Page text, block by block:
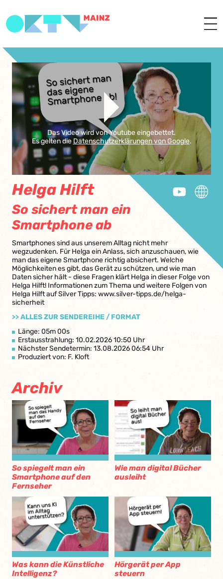
Das Video wird von Youtube eingebettet.
Es gelten die Datenschutzerklärungen von Google.
Helga Hilft
So sichert man ein
Smartphone ab
Smartphones sind aus unserem Alltag nicht mehr
wegzudenken. Für Helga ein Anlass, sich anzuschauen, wie
man das eigene Smartphone richtig absichert. Welche
Möglichkeiten es gibt, das Gerät zu schützen, und wie man
Daten sicher hält - diese Fragen klärt Helga in dieser Folge von
Helga Hilft! Informationen zum Thema und weitere Folgen von
Helga Hilft auf Silver Tipps: www.silver-tipps.de/helga-
sicherheit
>> ALLES ZUR SENDEREIHE / FORMAT
Länge: 05m 00s
Erstausstrahlung: 10.02.2026 10:50 Uhr
Nächster Sendetermin: 13.08.2026 06:54 Uhr
Produziert von: F. Kloft
Archiv
So spiegelt man ein
Smartphone auf den
Fernseher
Wie man digital Bücher
ausleiht
Was kann die Künstliche
Intelligenz?
Hörgerät per App
steuern